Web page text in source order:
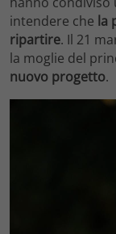
intendere che la
ripartire. Il 21
la moglie del
nuovo progetto.